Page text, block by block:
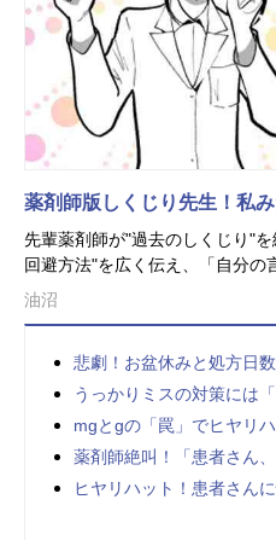
薬剤師版しくじり先生！私
先輩薬剤師が"過去のしくじり"
回避方法"を広く伝え、「自分の
油沼
悲劇！お盆休みと処方日
うっかりミスの対策には
mgとgの「罠」でヒヤリハ
薬剤師絶叫！「患者さん
ヒヤリハット！患者さん